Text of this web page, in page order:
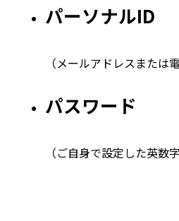
パーソナルID
（メールアドレスまたは
パスワード
（ご自身で設定した英数